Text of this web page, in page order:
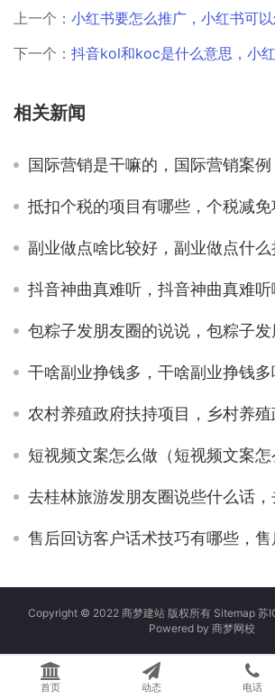
上一个： 小红书要怎么推广，小红书可
下一个： 抖音kol和koc是什么意思，小红书kol
相关新闻
国际营销是干嘛的，国际营销案例
抵扣个税的项目有哪些，个税减免
副业做点啥比较好，副业做点什么
抖音神曲真难听，抖音神曲真难听
包粽子发朋友圈的说说，包粽子发朋友
干啥副业挣钱多，干啥副业挣钱多
农村养殖政府扶持项目，乡村养殖
短视频文案怎么做（短视频文案怎
去桂林旅游发朋友圈说些什么话，去桂林旅游发
售后回访客户话术技巧有哪些，售后回访客
Copyright © 2022 商梦建站 版权所有 Sitemap 苏
Powered by 商梦网校
首页 动态 电话